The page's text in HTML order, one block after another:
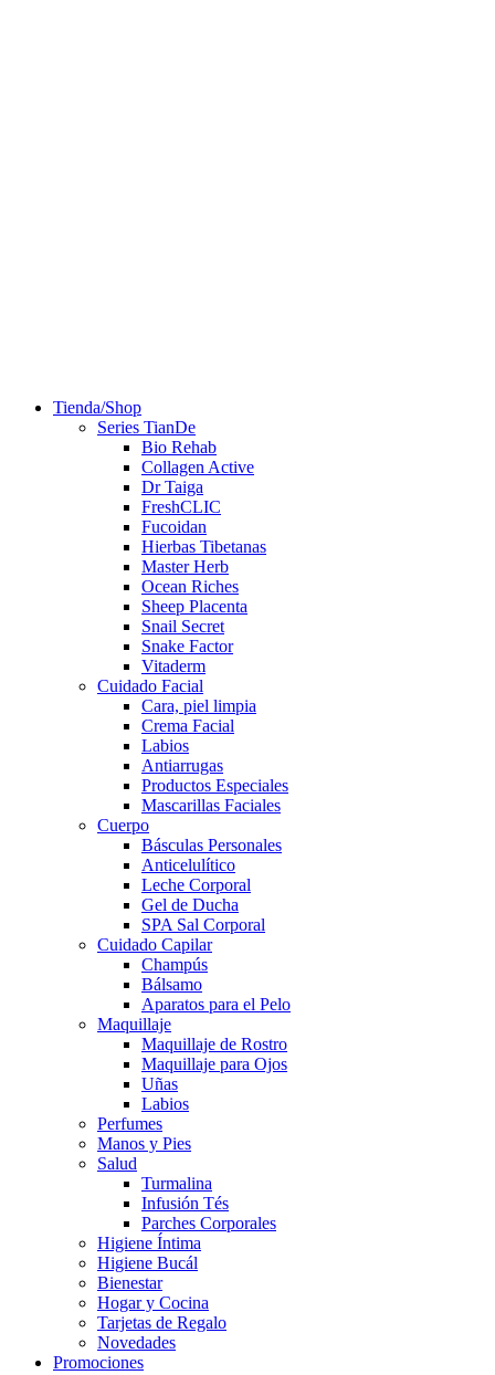
Tienda/Shop
Series TianDe
Bio Rehab
Collagen Active
Dr Taiga
FreshCLIC
Fucoidan
Hierbas Tibetanas
Master Herb
Ocean Riches
Sheep Placenta
Snail Secret
Snake Factor
Vitaderm
Cuidado Facial
Cara, piel limpia
Crema Facial
Labios
Antiarrugas
Productos Especiales
Mascarillas Faciales
Cuerpo
Básculas Personales
Anticelulítico
Leche Corporal
Gel de Ducha
SPA Sal Corporal
Cuidado Capilar
Champús
Bálsamo
Aparatos para el Pelo
Maquillaje
Maquillaje de Rostro
Maquillaje para Ojos
Uñas
Labios
Perfumes
Manos y Pies
Salud
Turmalina
Infusión Tés
Parches Corporales
Higiene Íntima
Higiene Bucál
Bienestar
Hogar y Cocina
Tarjetas de Regalo
Novedades
Promociones